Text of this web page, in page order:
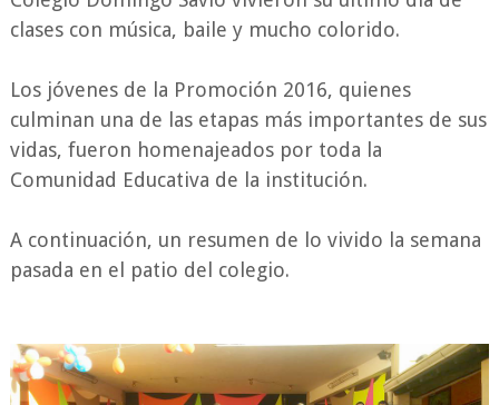
clases con música, baile y mucho colorido.
Los jóvenes de la Promoción 2016, quienes
culminan una de las etapas más importantes de sus
vidas, fueron homenajeados por toda la
Comunidad Educativa de la institución.
A continuación, un resumen de lo vivido la semana
pasada en el patio del colegio.